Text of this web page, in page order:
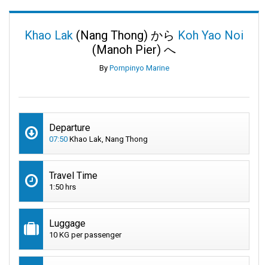
Khao Lak (Nang Thong) から Koh Yao Noi
(Manoh Pier) へ
By Pornpinyo Marine
Departure
07:50 Khao Lak, Nang Thong
Travel Time
1:50 hrs
Luggage
10 KG per passenger